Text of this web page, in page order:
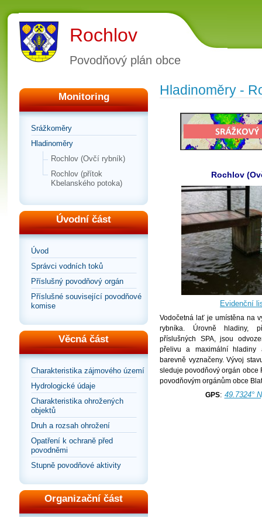
Rochlov
Povodňový plán obce
Monitoring
Srážkoměry
Hladinoměry
Rochlov (Ovčí rybník)
Rochlov (přítok
Kbelanského potoka)
Úvodní část
Úvod
Správci vodních toků
Příslušný povodňový orgán
Příslušné související povodňové
komise
Věcná část
Charakteristika zájmového území
Hydrologické údaje
Charakteristika ohrožených
objektů
Druh a rozsah ohrožení
Opatření k ochraně před
povodněmi
Stupně povodňové aktivity
Organizační část
Hladinoměry -
Rochlov
Evidenční
Vodočetná lať je umístěna na
rybníka. Úrovně hladiny,
příslušných SPA, jsou
přelivu a maximální
barevně vyznačeny. Vývoj
sleduje povodňový orgán obce
povodňovým orgánům obce
GPS: 49.7324°